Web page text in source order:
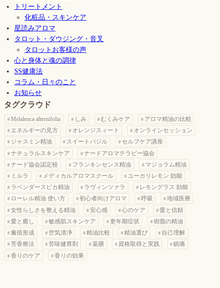
トリートメント
化粧品・スキンケア
星読みアロマ
タロット・ダウジング・音叉
タロットお客様の声
心と身体と魂の調律
SS健康法
コラム・日々のこと
お知らせ
タグクラウド
Melaleuca alternifolia しみ むくみケア
アロマ精油の比較
エネルギーの見方
オレンジスィート
オンラインセッション
ジャスミン精油
スイートバジル
セルフケア講座
ナチュラルスキンケア
ナードアロマテラピー協会
ナード協会認定校
フランキンセンス精油
マジョラム精油
ミルラ
メディカルアロマスクール
ユーカリレモン 効能
ラベンダースピカ精油
ラヴィンツァラ
レモングラス 効能
ローレル精油 使い方
初心者向けアロマ 呼吸
地域医療
女性らしさを整える精油
安心感 心のケア
愛と信頼
愛と癒し
敏感肌スキンケア 更年期症状
樹脂の精油
瘢痕形成
空気清浄 精油比較 精油選び
自己理解
芳香療法
苦味健胃剤 薬膳 資格取得と実践
鎮痛
香りのケア
香りの効果